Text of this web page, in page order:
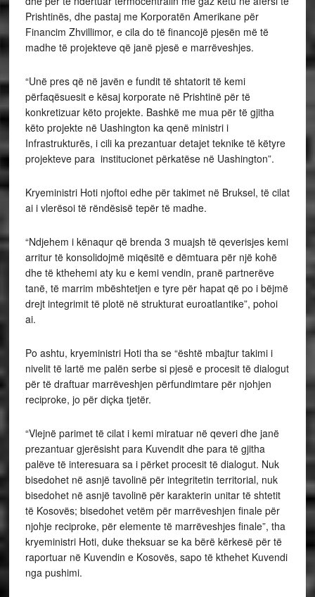
Prishtinës, dhe pastaj me Korporatën Amerikane për
Financim Zhvillimor, e cila do të financojë pjesën më të
madhe të projekteve që janë pjesë e marrëveshjes.
“Unë pres që në javën e fundit të shtatorit të kemi
përfaqësuesit e kësaj korporate në Prishtinë për të
konkretizuar këto projekte. Bashkë me mua për të gjitha
këto projekte në Uashington ka qenë ministri i
Infrastrukturës, i cili ka prezantuar detajet teknike të këtyre
projekteve para institucionet përkatëse në Uashington”.
Kryeministri Hoti njoftoi edhe për takimet në Bruksel, të cilat
ai i vlerësoi të rëndësisë tepër të madhe.
“Ndjehem i kënaqur që brenda 3 muajsh të qeverisjes kemi
arritur të konsolidojmë miqësitë e dëmtuara për një kohë
dhe të kthehemi aty ku e kemi vendin, pranë partnerëve
tanë, të marrim mbështetjen e tyre për hapat që po i bëjmë
drejt integrimit të plotë në strukturat euroatlantike”, pohoi
ai.
Po ashtu, kryeministri Hoti tha se “është mbajtur takimi i
nivelit të lartë me palën serbe si pjesë e procesit të dialogut
për të draftuar marrëveshjen përfundimtare për njohjen
reciproke, jo për diçka tjetër.
“Vlejnë parimet të cilat i kemi miratuar në qeveri dhe janë
prezantuar gjerësisht para Kuvendit dhe para të gjitha
palëve të interesuara sa i përket procesit të dialogut. Nuk
bisedohet në asnjë tavolinë për integritetin territorial, nuk
bisedohet në asnjë tavolinë për karakterin unitar të shtetit
të Kosovës; bisedohet vetëm për marrëveshjen finale për
njohje reciproke, për elemente të marrëveshjes finale”, tha
kryeministri Hoti, duke theksuar se ka bërë kërkesë për të
raportuar në Kuvendin e Kosovës, sapo të kthehet Kuvendi
nga pushimi.